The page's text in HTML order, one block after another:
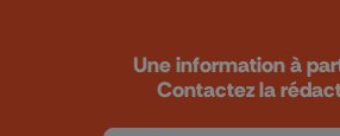
Une information à
Contactez la